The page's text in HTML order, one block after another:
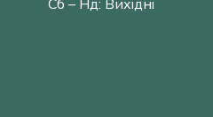
Сб – Нд: Вихідні